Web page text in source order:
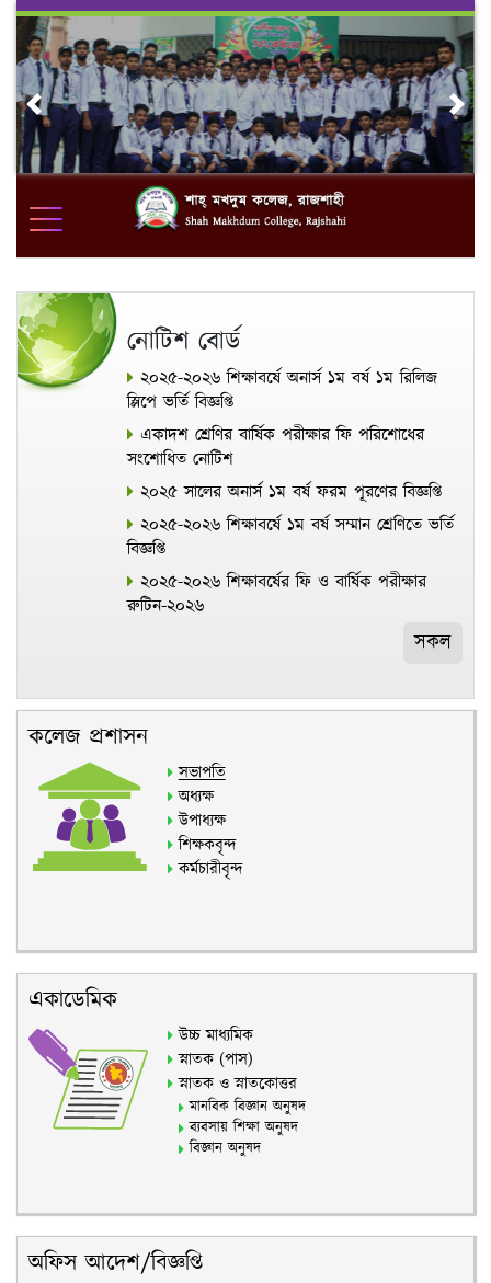
Skip
content
Previous
নোটিশ বোর্ড
২০২৫-২০২৬ শিক্ষাবর্ষে অনার্স ১ম বর্ষ ১ম রিলিজ
স্লিপে ভর্তি বিজ্ঞপ্তি
একাদশ শ্রেণির বার্ষিক পরীক্ষার ফি পরিশোধের
সংশোধিত নোটিশ
২০২৫ সালের অনার্স ১ম বর্ষ ফরম পূরণের বিজ্ঞপ্তি
২০২৫-২০২৬ শিক্ষাবর্ষে ১ম বর্ষ সম্মান শ্রেণিতে ভর্তি
বিজ্ঞপ্তি
২০২৫-২০২৬ শিক্ষাবর্ষের ফি ও বার্ষিক পরীক্ষার
রুটিন-২০২৬
সকল
কলেজ প্রশাসন
সভাপতি
অধ্যক্ষ
উপাধ্যক্ষ
শিক্ষকবৃন্দ
কর্মচারীবৃন্দ
একাডেমিক
উচ্চ মাধ্যমিক
স্নাতক (পাস)
স্নাতক ও স্নাতকোত্তর
মানবিক বিজ্ঞান অনুষদ
ব্যবসায় শিক্ষা অনুষদ
বিজ্ঞান অনুষদ
অফিস আদেশ/বিজ্ঞপ্তি